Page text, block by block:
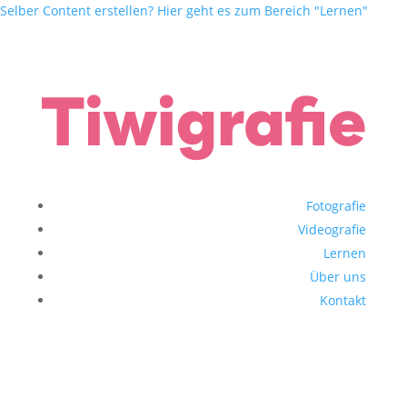
Selber Content erstellen? Hier geht es zum Bereich "Lernen"
Fotografie
Videografie
Lernen
Über uns
Kontakt